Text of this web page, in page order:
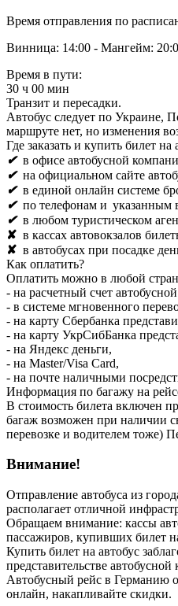
Время отправления по
Винница: 14:00 - Мангейм:
Время в пути:
30 ч 00 мин
Транзит и пересадки.
Автобус следует по Украине,
маршруте нет, но изменения
Где заказать и купить билет
✔в офисе автобусной
✔на официальном сайте
✔в единой онлайн системе
✔по телефонам и указанным
✔в любом туристическом
✘ в кассах автовокзалов
✘ в автобусах при посадке
Как оплатить?
Оплатить можно в любой
- на расчетный счет
- в системе мгновенного
- на карту Сбербанка
- на карту УкрСибБанка
- на Яндекс деньги,
- на Master/Visa Card,
- на почте наличными
Информация по багажу на
В стоимость билета включен
багаж возможен при
перевозке и водителем тоже)
Внимание!
Отправление автобуса из
располагает отличной
Обращаем внимание: кассы
пассажиров, купивших билет
Купить билет на автобус
представительстве
Автобусный рейс в Германию
онлайн, накапливайте скидки.